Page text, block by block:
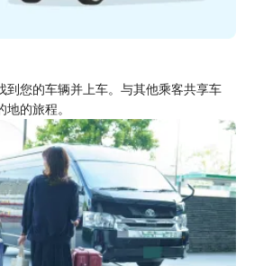
到您的车辆并上车。与其他乘客共享车
的旅程。